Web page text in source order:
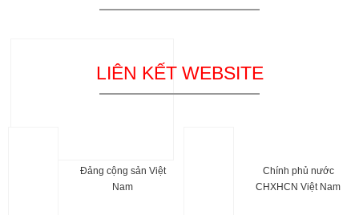
LIÊN KẾT WEBSITE
Đảng cộng sản Việt
Nam
Chính phủ nước
CHXHCN Việt Nam